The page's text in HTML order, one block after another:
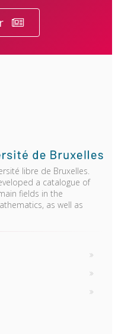
libre de Bruxelles.
a catalogue of
fields in the
as well as